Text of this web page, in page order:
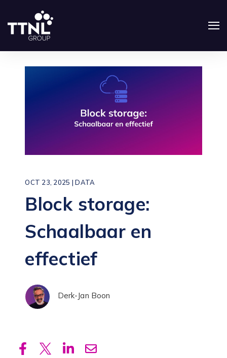
OCT 23, 2025 |DATA
Block storage:
Schaalbaar en
effectief
Derk-Jan Boon